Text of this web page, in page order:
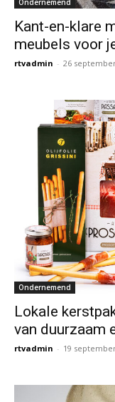
Ondernemend
Kant-en-klare
meubels voor
rtvadmin - 26
Ondernemend
Lokale
van duurzaam
rtvadmin - 19